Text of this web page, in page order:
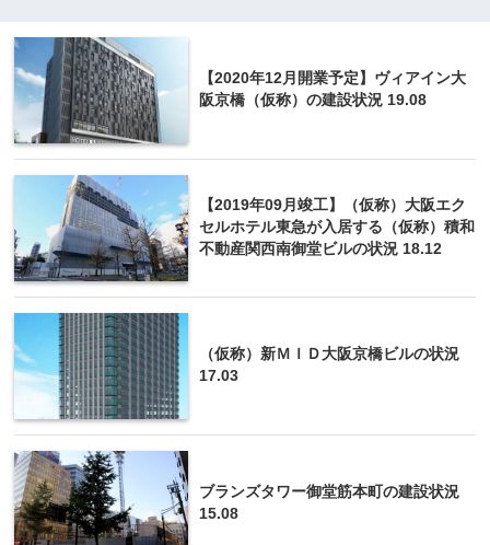
【2020年12月開業予定】ヴィアイン大
阪京橋（仮称）の建設状況 19.08
【2019年09月竣工】（仮称）大阪エク
セルホテル東急が入居する（仮称）積和
不動産関西南御堂ビルの状況 18.12
（仮称）新ＭＩＤ大阪京橋ビルの状況
17.03
ブランズタワー御堂筋本町の建設状況
15.08